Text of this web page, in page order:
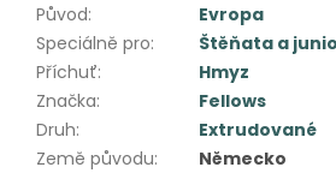
Původ:
Evropa
Speciálně pro:
Štěňata a
Příchuť:
Hmyz
Značka:
Fellows
Druh:
Extrudované
Země původu:
Německo